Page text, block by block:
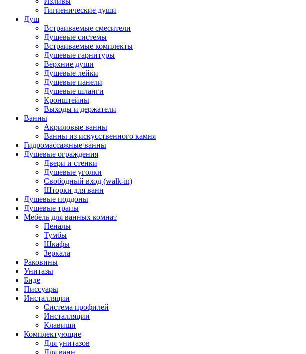
Гигиенические души
Душ
Встраиваемые смесители
Душевые системы
Встраиваемые комплекты
Душевые гарнитуры
Верхние души
Душевые лейки
Душевые панели
Душевые шланги
Кронштейны
Выходы и держатели
Ванны
Акриловые ванны
Ванны из искусственного камня
Гидромассажные ванны
Душевые ограждения
Двери и стенки
Душевые уголки
Свободный вход (walk-in)
Шторки для ванн
Душевые поддоны
Душевые трапы
Мебель для ванных комнат
Пеналы
Тумбы
Шкафы
Зеркала
Раковины
Унитазы
Биде
Писсуары
Инсталляции
Система профилей
Инсталляции
Клавиши
Комплектующие
Для унитазов
Для ванн